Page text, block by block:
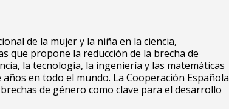
de la mujer y la niña en la ciencia,
que propone la reducción de la brecha de
la tecnología, la ingeniería y las matemáticas
en todo el mundo. La Cooperación Española
de género como clave para el desarrollo